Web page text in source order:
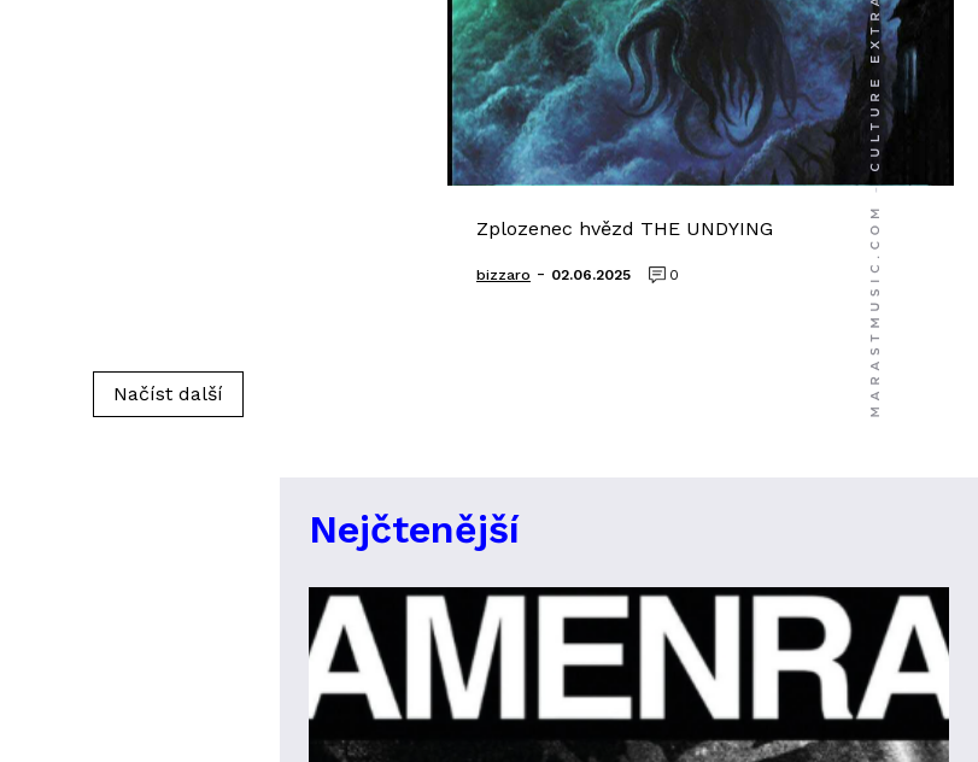
Zplozenec hvězd THE UNDYING
bizzaro - 02.06.2025 0
Načíst další
Nejčtenější